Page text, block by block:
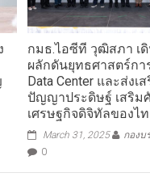
กมธ.ไอซีที วุฒิสภา เ
ผลักดันยุทธศาสตร์กา
Data Center และส่งเ
ปัญญาประดิษฐ์ เสริม
เศรษฐกิจดิจิทัลของไ
March 31, 2025
กองบ
0